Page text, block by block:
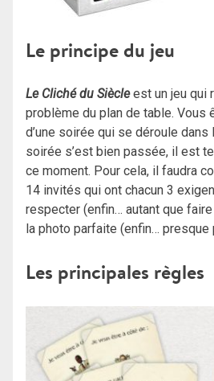
Le principe du jeu
Le Cliché du Siècleest un jeu qui
problème du plan de table. Vous
d’une soirée qui se déroule dans
soirée s’est bien passée, il est
ce moment. Pour cela, il faudra
14 invités qui ont chacun 3
respecter (enfin… autant que
la photo parfaite (enfin… presque
Les principales règles